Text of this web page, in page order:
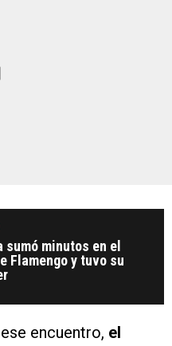
sumó minutos en el
Flamengo y tuvo su
encuentro, el